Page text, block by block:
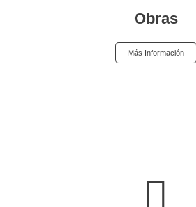
Obras
Más Información